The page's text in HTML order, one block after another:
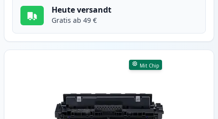
Heute versandt
Gratis ab 49 €
Mit Chip